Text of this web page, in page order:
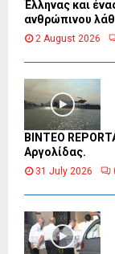
Έλληνας και
ανθρώπινου
2 August 2026
BINTEO
Αργολίδας.
31 July 2026